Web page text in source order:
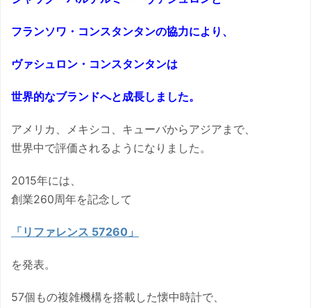
フランソワ・コンスタンタンの協力により、
ヴァシュロン・コンスタンタンは
世界的なブランドへと成長しました。
アメリカ、メキシコ、キューバからアジアまで、
世界中で評価されるようになりました。
2015年には、
創業260周年を記念して
「リファレンス 57260」
を発表。
57個もの複雑機構を搭載した懐中時計で、